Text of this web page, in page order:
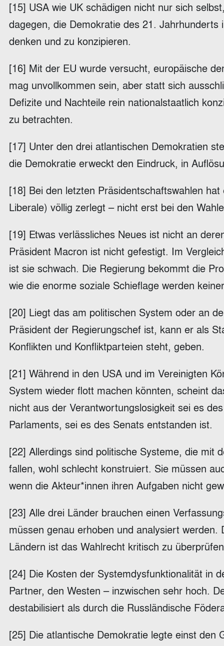
[15] USA wie UK schädigen nicht nur sich
dagegen, die Demokratie des 21.
denken und zu konzipieren.
[16] Mit der EU wurde versucht, europäische
mag unvollkommen sein, aber statt sich
Defizite und Nachteile rein nationalstaatlich
zu betrachten.
[17] Unter den drei atlantischen Demokratien
die Demokratie erweckt den Eindruck, in
[18] Bei den letzten Präsidentschaftswahlen
Liberale) völlig zerlegt – nicht erst bei den
[19] Etwas verlässliches Neues ist nicht an
Präsident Macron ist nicht gefestigt. Im
ist sie schwach. Die Regierung bekommt die
wie die enorme soziale Schieflage werden
[20] Liegt das am politischen System oder an
Präsident der Regierungschef ist, kann er als
Konflikten und Konfliktparteien steht, geben.
[21] Während in den USA und im Vereinigten
System wieder flott machen könnten, scheint
nicht aus der Verantwortungslosigkeit sei es
Parlaments, sei es des Senats entstanden ist.
[22] Allerdings sind politische Systeme, die mit
fallen, wohl schlecht konstruiert. Sie müssen
wenn die Akteur*innen ihren Aufgaben nicht
[23] Alle drei Länder brauchen einen
müssen genau erhoben und analysiert
Ländern ist das Wahlrecht kritisch zu
[24] Die Kosten der Systemdysfunktionalität in
Partner, den Westen – inzwischen sehr hoch.
destabilisiert als durch die Russländische
[25] Die atlantische Demokratie legte einst